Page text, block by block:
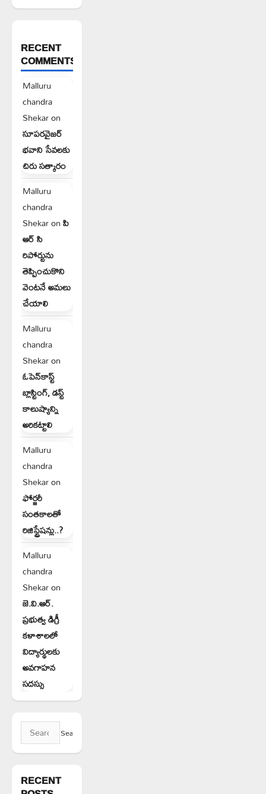
RECENT
COMMENTS
Malluru
chandra
Shekaron
సూపరవైజర్
భవాని సేవలకు
చిరు సత్కారం
Malluru
chandra
Shekaronపి
ఆర్ సి
రిపోర్టును
తెప్పించుకొని
వెంటనే అమలు
చేయాలి
Malluru
chandra
Shekaron
ఓపెన్‌కాస్ట్
బ్లాస్టింగ్, డస్ట్
కాలుష్యాన్ని
అరికట్టాలి
Malluru
chandra
Shekaron
ఫోర్జరీ
సంతకాలతో
రిజిస్ట్రేషన్లు..?
Malluru
chandra
Shekaron
జె.వి.ఆర్.
ప్రభుత్వ డిగ్రీ
కళాశాలలో
విద్యార్థులకు
అవగాహన
సదస్సు
Search
for:
RECENT